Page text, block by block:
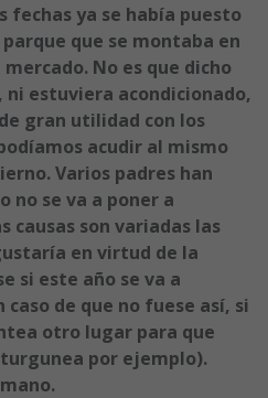
fechas ya se había puesto
que se montaba en
No es que dicho
estuviera acondicionado,
gran utilidad con los
acudir al mismo
Varios padres han
no se va a poner a
causas son variadas las
en virtud de la
si este año se va a
de que no fuese así, si
otro lugar para que
por ejemplo).